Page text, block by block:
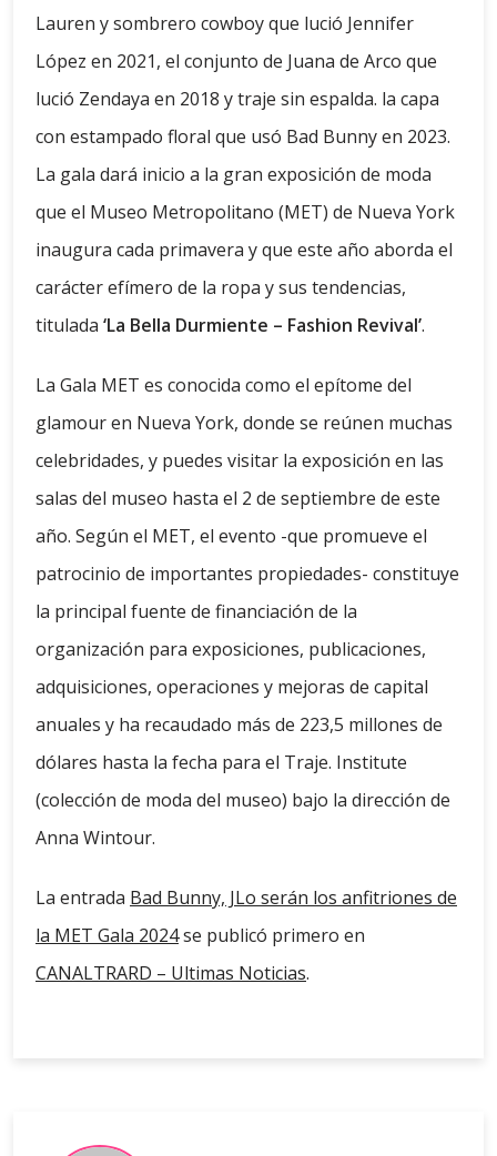
Lauren y sombrero cowboy que lució Jennifer
López en 2021, el conjunto de Juana de Arco que
lució Zendaya en 2018 y traje sin espalda. la capa
con estampado floral que usó Bad Bunny en 2023.
La gala dará inicio a la gran exposición de moda
que el Museo Metropolitano (MET) de Nueva York
inaugura cada primavera y que este año aborda el
carácter efímero de la ropa y sus tendencias,
titulada ‘La Bella Durmiente – Fashion Revival’.
La Gala MET es conocida como el epítome del
glamour en Nueva York, donde se reúnen muchas
celebridades, y puedes visitar la exposición en las
salas del museo hasta el 2 de septiembre de este
año. Según el MET, el evento -que promueve el
patrocinio de importantes propiedades- constituye
la principal fuente de financiación de la
organización para exposiciones, publicaciones,
adquisiciones, operaciones y mejoras de capital
anuales y ha recaudado más de 223,5 millones de
dólares hasta la fecha para el Traje. Institute
(colección de moda del museo) bajo la dirección de
Anna Wintour.
La entrada Bad Bunny, JLo serán los anfitriones de
la MET Gala 2024se publicó primero en
CANALTRARD – Ultimas Noticias.